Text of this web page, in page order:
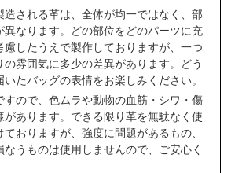
造される革は、全体が均一ではなく、部
異なります。どの部位をどのパーツに充
慮したうえで製作しておりますが、一つ
の雰囲気に多少の差異があります。どう
いたバッグの表情をお楽しみください。
すので、色ムラや動物の血筋・シワ・傷
があります。できる限り革を無駄なく使
ておりますが、強度に問題があるもの、
なうものは使用しませんので、ご安心く